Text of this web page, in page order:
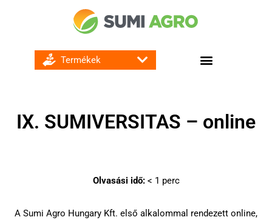
IX. SUMIVERSITAS – online
Olvasási idő: < 1 perc
A Sumi Agro Hungary Kft. első alkalommal rendezett online,